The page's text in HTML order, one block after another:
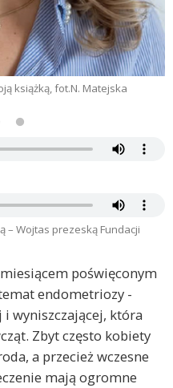
książką, fot.N. Matejska
– Wojtas prezeską Fundacji
poświęconym
endometriozy -
i wyniszczającej, która
Zbyt często kobiety
a przecież wczesne
mają ogromne